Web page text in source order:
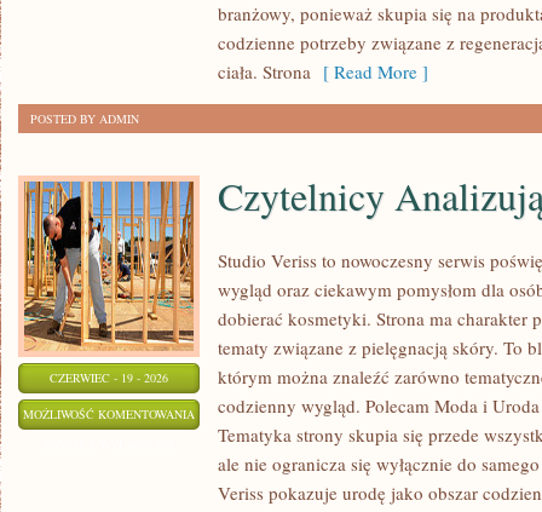
branżowy, ponieważ skupia się na
codzienne potrzeby związane z
ciała. Strona [ Read More ]
POSTED BY ADMIN
CZERWIEC - 19 - 2026
MOŻLIWOŚĆ KOMENTOWANIA CZYTELNICY
ANALIZUJĄ
Czytelnicy
Studio Veriss to nowoczesny serwis
wygląd oraz ciekawym pomysłom dla
dobierać kosmetyki. Strona ma charakter
tematy związane z pielęgnacją skóry. To
którym można znaleźć zarówno
codzienny wygląd. Polecam Moda i
Tematyka strony skupia się przede
ale nie ogranicza się wyłącznie do
Veriss pokazuje urodę jako obszar